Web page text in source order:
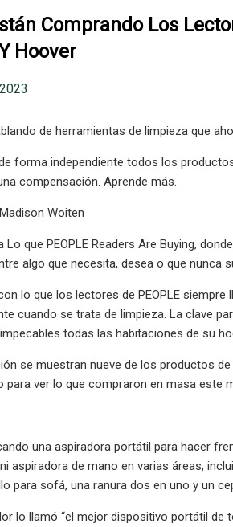
Comprando Los
Hoover
de herramientas de limpieza que
forma independiente todos los
compensación. Aprende más.
Woiten
Lo que PEOPLE Readers Are Buying,
algo que necesita, desea o que nunca
lo que los lectores de PEOPLE
cuando se trata de limpieza. La clave
todas las habitaciones de su
se muestran nueve de los productos
para ver lo que compraron en masa este
una aspiradora portátil para hacer
aspiradora de mano en varias áreas,
para sofá, una ranura dos en uno y un
lo llamó “el mejor dispositivo portátil de